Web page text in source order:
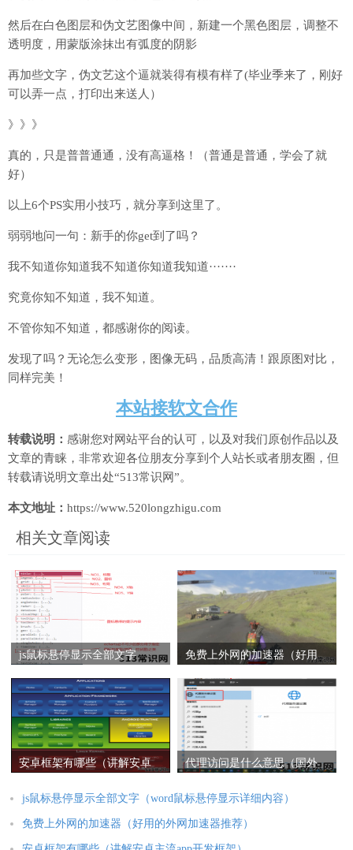
然后在白色图层和伪文艺图像中间，新建一个黑色图层，调整不
透明度，用蒙版涂抹出有弧度的阴影
再加些文字，伪文艺这个逼就装得有模有样了(毕业季来了，刚好
可以弄一点，打印出来送人）
》》》
真的，只是普普通通，没有高逼格！（普通是普通，学会了就
好）
以上6个PS实用小技巧，就分享到这里了。
弱弱地问一句：新手的你get到了吗？
我不知道你知道我不知道你知道我知道·······
究竟你知不知道，我不知道。
不管你知不知道，都感谢你的阅读。
发现了吗？无论怎么变形，图像无码，品质高清！跟原图对比，
同样完美！
本站接软文合作
转载说明： 感谢您对网站平台的认可，以及对我们原创作品以及
文章的青睐，非常欢迎各位朋友分享到个人站长或者朋友圈，但
转载请说明文章出处“513常识网”。
本文地址： https://www.520longzhigu.com
相关文章阅读
js鼠标悬停显示全部文字
容）
免费上外网的加速器（好用
安卓框架有哪些（讲解安卓
代理访问是什么意思（国外
js鼠标悬停显示全部文字（word鼠标悬停显示详细内容）
免费上外网的加速器（好用的外网加速器推荐）